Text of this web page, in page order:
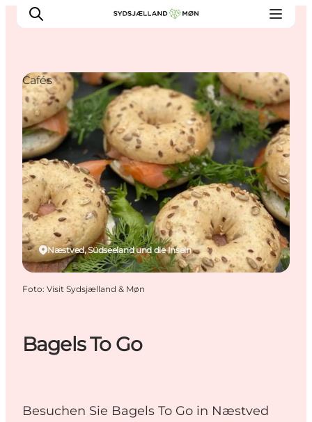
Erleben
Städte und Orte
Events
Essen
Unterkunft
Reise planen
Bagels To Go
Besuchen Sie Bagels To Go in Næstved
Næstved, Südseeland und die Inseln
Cafés
Foto: Visit Sydsjælland & Møn